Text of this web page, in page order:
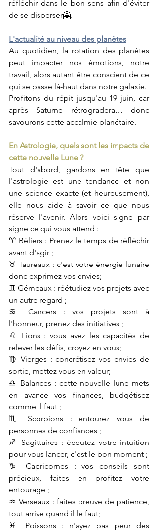
réfléchir dans le bon sens afin d'éviter
de se disperser🤗.
L'actualité au niveau des planètes
Au quotidien, la rotation des planètes
peut impacter nos émotions, notre
travail, alors autant être conscient de ce
qui se passe là-haut dans notre galaxie.
Profitons du répit jusqu'au 19 juin, car
après Saturne rétrogradera… donc
savourons cette accalmie planétaire.
En Astrologie, quels sont les impacts de
cette nouvelle Lune ?
Tout d'abord, gardons en tête que
l'astrologie est une tendance et non
une science exacte (et heureusement),
elle nous aide à savoir ce que nous
réserve l'avenir. Alors voici signe par
signe ce qui vous attend :
♈ Béliers : Prenez le temps de réfléchir
avant d'agir ;
♉ Taureaux : c'est votre énergie lunaire
donc exprimez vos envies;
♊ Gémeaux : réétudiez vos projets avec
un autre regard ;
♋ Cancers : vos projets sont à
l'honneur, prenez des initiatives ;
♌ Lions : vous avez les capacités de
relever les défis, croyez en vous;
♍ Vierges : concrétisez vos envies de
sortie, mettez vous en valeur;
♎ Balances : cette nouvelle lune mets
en avance vos finances, budgétisez
comme il faut ;
♏ Scorpions : entourez vous de
personnes de confiances ;
♐ Sagittaires : écoutez votre intuition
pour vous lancer, c'est le bon moment ;
♑ Capricornes : vos conseils sont
précieux, faites en profitez votre
entourage ;
♒ Verseaux : faites preuve de patience,
tout arrive quand il le faut;
♓ Poissons : n'ayez pas peur des